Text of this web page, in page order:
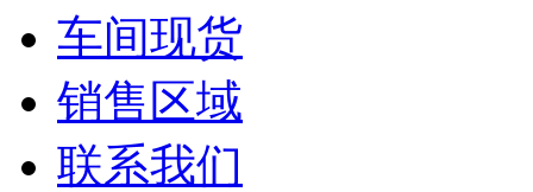
车间现货
销售区域
联系我们